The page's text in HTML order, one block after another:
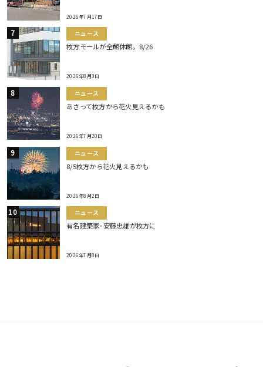
2026年7月17日
ニュース
枚方モールが全館休館。8/26
2026年8月3日
ニュース
あさって枚方から花火見えるかも
2026年7月20日
ニュース
8/5枚方から花火見えるかも
2026年8月2日
ニュース
有名建築家･安藤忠雄が枚方に
2026年7月8日